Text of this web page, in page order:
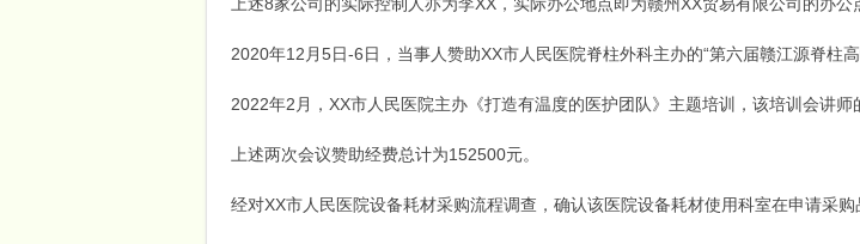
2020年12月5日-6日，当事人赞助XX市人民医院脊柱外科主办的“第六届赣江源脊柱
2022年2月，XX市人民医院主办《打造有温度的医护团队》主题培训，该培训会讲师
上述两次会议赞助经费总计为152500元。
经对XX市人民医院设备耗材采购流程调查，确认该医院设备耗材使用科室在申请采